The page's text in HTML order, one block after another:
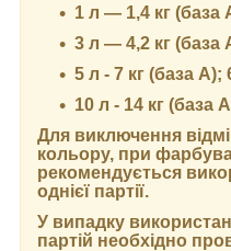
1 л — 1,4 кг (база
3 л — 4,2 кг (база
5 л - 7 кг (база А);
10 л - 14 кг (база
Для виключення
кольору, при
рекомендується
однієї партії.
У випадку
партій необхідно